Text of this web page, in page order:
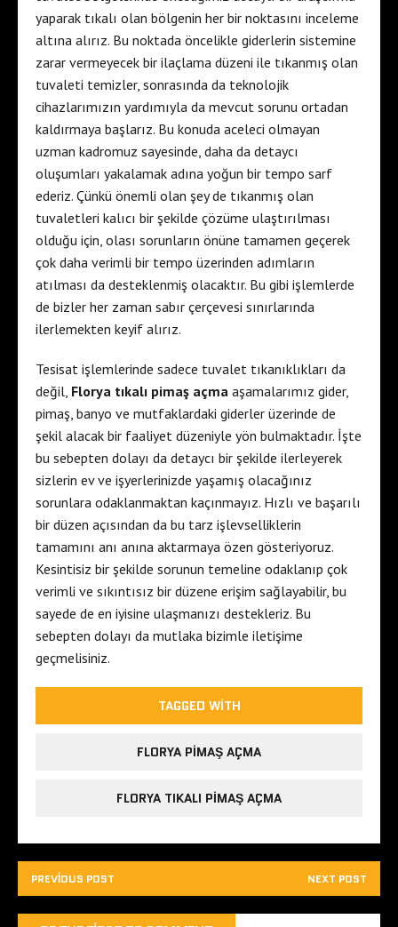
yaparak tıkalı olan bölgenin her bir noktasını inceleme
altına alırız. Bu noktada öncelikle giderlerin sistemine
zarar vermeyecek bir ilaçlama düzeni ile tıkanmış olan
tuvaleti temizler, sonrasında da teknolojik
cihazlarımızın yardımıyla da mevcut sorunu ortadan
kaldırmaya başlarız. Bu konuda aceleci olmayan
uzman kadromuz sayesinde, daha da detaycı
oluşumları yakalamak adına yoğun bir tempo sarf
ederiz. Çünkü önemli olan şey de tıkanmış olan
tuvaletleri kalıcı bir şekilde çözüme ulaştırılması
olduğu için, olası sorunların önüne tamamen geçerek
çok daha verimli bir tempo üzerinden adımların
atılması da desteklenmiş olacaktır. Bu gibi işlemlerde
de bizler her zaman sabır çerçevesi sınırlarında
ilerlemekten keyif alırız.
Tesisat işlemlerinde sadece tuvalet tıkanıklıkları da
değil, Florya tıkalı pimaş açma aşamalarımız gider,
pimaş, banyo ve mutfaklardaki giderler üzerinde de
şekil alacak bir faaliyet düzeniyle yön bulmaktadır. İşte
bu sebepten dolayı da detaycı bir şekilde ilerleyerek
sizlerin ev ve işyerlerinizde yaşamış olacağınız
sorunlara odaklanmaktan kaçınmayız. Hızlı ve başarılı
bir düzen açısından da bu tarz işlevselliklerin
tamamını anı anına aktarmaya özen gösteriyoruz.
Kesintisiz bir şekilde sorunun temeline odaklanıp çok
verimli ve sıkıntısız bir düzene erişim sağlayabilir, bu
sayede de en iyisine ulaşmanızı destekleriz. Bu
sebepten dolayı da mutlaka bizimle iletişime
geçmelisiniz.
TAGGED WITH
FLORYA PIMAŞ AÇMA
FLORYA TIKALI PIMAŞ AÇMA
PREVIOUS POST NEXT POST